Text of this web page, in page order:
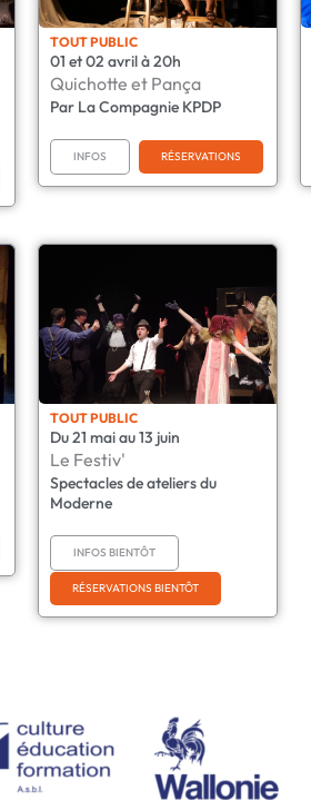
TOUT PUBLIC
01 et 02 avril à 20h
Quichotte et Pança
Par La Compagnie KPDP
INFOS RÉSERVATIONS
TOUT PUBLIC
Du 21 mai au 13 juin
Le Festiv'
Spectacles de ateliers du
Moderne
INFOS BIENTÔT
RÉSERVATIONS BIENTÔT